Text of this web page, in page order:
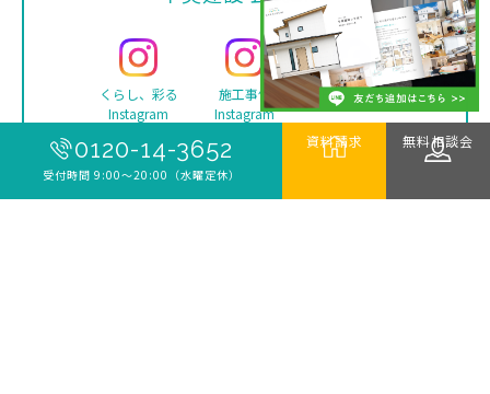
0120-14-3652
受付時間 9:00〜20:00（水曜定休）
資料請求 無料相談会
くらし、彩る
Instagram
施工事例
Instagram
Facebook
TikTok